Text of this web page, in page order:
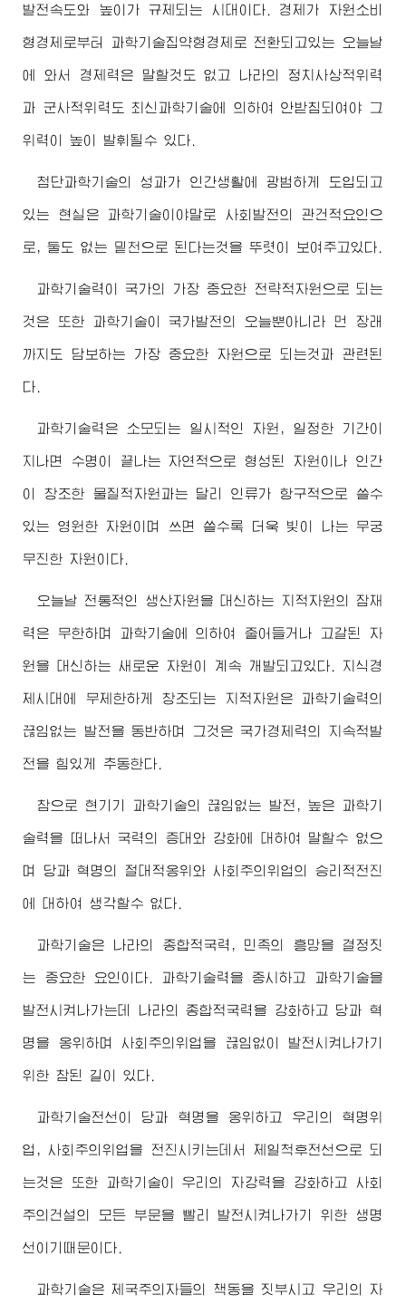
발전속도와 높이가 규제되는 시대이다. 경제가 자원소비
형경제로부터 과학기술집약형경제로 전환되고있는 오늘날
에 와서 경제력은 말할것도 없고 나라의 정치사상적위력
과 군사적위력도 최신과학기술에 의하여 안받침되여야 그
위력이 높이 발휘될수 있다.
첨단과학기술의 성과가 인간생활에 광범하게 도입되고
있는 현실은 과학기술이야말로 사회발전의 관건적요인으
로, 둘도 없는 밑천으로 된다는것을 뚜렷이 보여주고있다.
과학기술력이 국가의 가장 중요한 전략적자원으로 되는
것은 또한 과학기술이 국가발전의 오늘뿐아니라 먼 장래
까지도 담보하는 가장 중요한 자원으로 되는것과 관련된
다.
과학기술력은 소모되는 일시적인 자원, 일정한 기간이
지나면 수명이 끝나는 자연적으로 형성된 자원이나 인간
이 창조한 물질적자원과는 달리 인류가 항구적으로 쓸수
있는 영원한 자원이며 쓰면 쓸수록 더욱 빛이 나는 무궁
무진한 자원이다.
오늘날 전통적인 생산자원을 대신하는 지적자원의 잠재
력은 무한하며 과학기술에 의하여 줄어들거나 고갈된 자
원을 대신하는 새로운 자원이 계속 개발되고있다. 지식경
제시대에 무제한하게 창조되는 지적자원은 과학기술력의
끊임없는 발전을 동반하며 그것은 국가경제력의 지속적발
전을 힘있게 추동한다.
참으로 현기기 과학기술의 끊임없는 발전, 높은 과학기
술력을 떠나서 국력의 증대와 강화에 대하여 말할수 없으
며 당과 혁명의 절대적옹위와 사회주의위업의 승리적전진
에 대하여 생각할수 없다.
과학기술은 나라의 종합적국력, 민족의 흥망을 결정짓
는 중요한 요인이다. 과학기술력을 중시하고 과학기술을
발전시켜나가는데 나라의 종합적국력을 강화하고 당과 혁
명을 옹위하며 사회주의위업을 끊임없이 발전시켜나가기
위한 참된 길이 있다.
과학기술전선이 당과 혁명을 옹위하고 우리의 혁명위
업, 사회주의위업을 전진시키는데서 제일척후전선으로 되
는것은 또한 과학기술이 우리의 자강력을 강화하고 사회
주의건설의 모든 부문을 빨리 발전시켜나가기 위한 생명
선이기때문이다.
과학기술은 제국주의자들의 책동을 짓부시고 우리의 자